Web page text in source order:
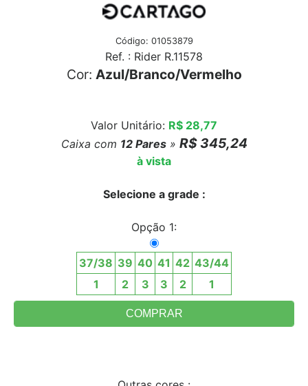
Código: 01053879
Ref. : Rider R.11578
Cor: Azul/Branco/Vermelho
Valor Unitário: R$ 28,77
Caixa com 12Pares» R$ 345,24
à vista
Selecione a grade :
Opção 1:
37/38 39 40 41 42 43/44
1
2 3 3 2 1